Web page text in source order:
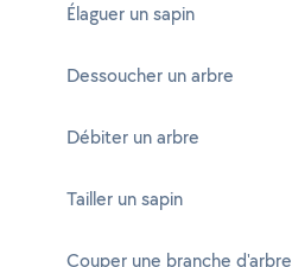
Élaguer un sapin
Dessoucher un arbre
Débiter un arbre
Tailler un sapin
Couper une branche d'arbre